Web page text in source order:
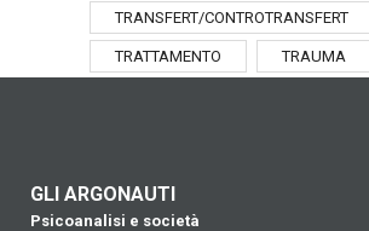
TRANSFERT/CONTROTRANSFERT
TRATTAMENTO TRAUMA
GLI ARGONAUTI
Psicoanalisi e società